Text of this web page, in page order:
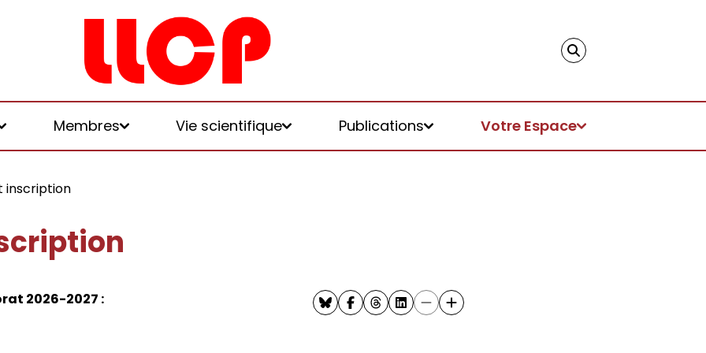
Membres Vie scientifique Publications Votre Espace
logiques de
écologies, politiques
et honoraires
inscription
2026-2027 :